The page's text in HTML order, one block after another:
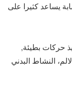
يساعد كثيرا على
حركات بطيئة,
النشاط البدني